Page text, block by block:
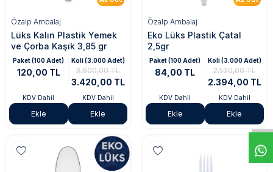
Özalp Ambalaj
Lüks Kalın Plastik Yemek
ve Çorba Kaşık 3,85 gr
Paket (100 Adet)
120,00 TL
KDV Dahil
Ekle
Koli (3.000 Adet)
3.600,00 TL
3.420,00 TL
KDV Dahil
Ekle
Özalp Ambalaj
Eko Lüks Plastik Çatal
2,5gr
Paket (100 Adet)
84,00 TL
KDV Dahil
Ekle
Koli (3.000 Adet)
2.520,00 TL
2.394,00 TL
KDV Dahil
Ekle